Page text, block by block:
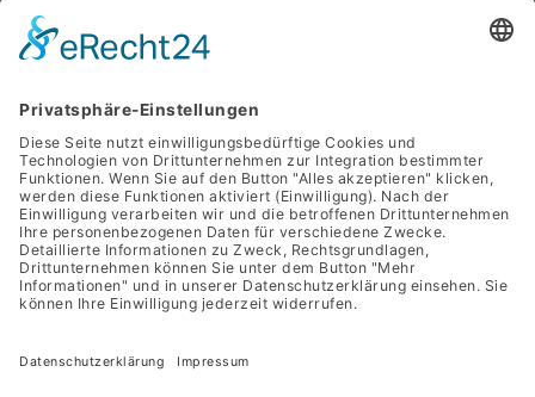
Kontakt
0351 4189 3330
Adresse
Werdauer Str. 1-3
01069 Dresden